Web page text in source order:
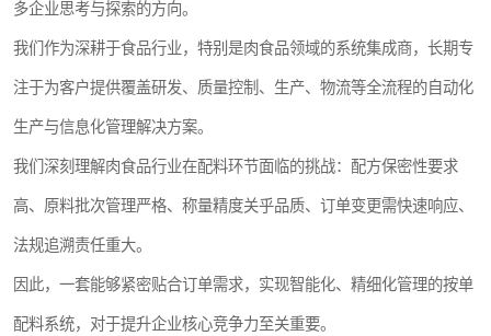
多企业思考与探索的方向。
我们作为深耕于食品行业，特别是肉食品领域的系统集成商，长期专
注于为客户提供覆盖研发、质量控制、生产、物流等全流程的自动化
生产与信息化管理解决方案。
我们深刻理解肉食品行业在配料环节面临的挑战：配方保密性要求
高、原料批次管理严格、称量精度关乎品质、订单变更需快速响应、
法规追溯责任重大。
因此，一套能够紧密贴合订单需求，实现智能化、精细化管理的按单
配料系统，对于提升企业核心竞争力至关重要。